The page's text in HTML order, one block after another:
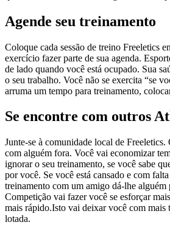
Agende seu treinamento
Coloque cada sessão de treino Freeletics
exercício fazer parte de sua agenda.
de lado quando você está ocupado. Sua
o seu trabalho. Você não se exercita “se
arruma um tempo para treinamento,
Se encontre com outros
Junte-se à comunidade local de
com alguém fora. Você vai economizar
ignorar o seu treinamento, se você sabe
por você. Se você está cansado e com
treinamento com um amigo dá-lhe alguém
Competição vai fazer você se esforçar
mais rápido.Isto vai deixar você com mais
lotada.